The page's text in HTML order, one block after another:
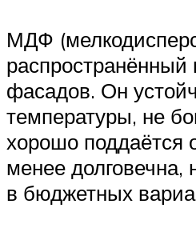
МДФ
фасадов. Он
температуры, не
хорошо поддаётся
менее долговечна,
в бюджетных